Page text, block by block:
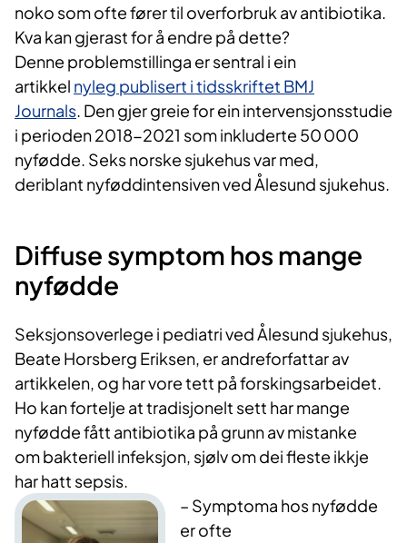
noko som ofte fører til overforbruk av antibiotika.
Kva kan gjerast for å endre på dette?
Denne problemstillinga er sentral i ein
artikkel nyleg publisert itidsskriftet BMJ
Journals. Den gjer greie for ein intervensjonsstudie
i perioden 2018-2021 som inkluderte 50 000
nyfødde. Seks norske sjukehus var med,
deriblant nyføddintensiven ved Ålesund sjukehus.
Diffuse symptom hos mange
nyfødde
Seksjonsoverlege i pediatri ved Ålesund sjukehus,
Beate Horsberg Eriksen, er andreforfattar av
artikkelen, og har vore tett på forskingsarbeidet.
Ho kan fortelje at tradisjonelt sett har mange
nyfødde fått antibiotika på grunn av mistanke
om bakteriell infeksjon, sjølv om dei fleste ikkje
har hatt sepsis.
– Symptoma hos nyfødde
er ofte